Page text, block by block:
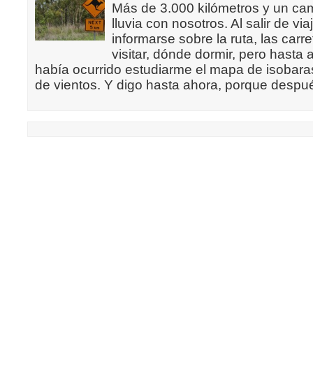
Más de 3.000 kilómetros y un
lluvia con nosotros. Al salir de
informarse sobre la ruta, las
visitar, dónde dormir, pero hasta
había ocurrido estudiarme el mapa de
de vientos. Y digo hasta ahora, porque